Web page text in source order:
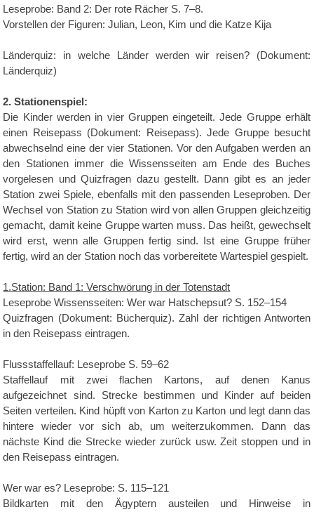
Leseprobe: Band 2: Der rote Rächer S. 7–8.
Vorstellen der Figuren: Julian, Leon, Kim und die Katze Kija
Länderquiz: in welche Länder werden wir reisen? (Dokument:
Länderquiz)
2. Stationenspiel:
Die Kinder werden in vier Gruppen eingeteilt. Jede Gruppe erhält
einen Reisepass (Dokument: Reisepass). Jede Gruppe besucht
abwechselnd eine der vier Stationen. Vor den Aufgaben werden an
den Stationen immer die Wissensseiten am Ende des Buches
vorgelesen und Quizfragen dazu gestellt. Dann gibt es an jeder
Station zwei Spiele, ebenfalls mit den passenden Leseproben. Der
Wechsel von Station zu Station wird von allen Gruppen gleichzeitig
gemacht, damit keine Gruppe warten muss. Das heißt, gewechselt
wird erst, wenn alle Gruppen fertig sind. Ist eine Gruppe früher
fertig, wird an der Station noch das vorbereitete Wartespiel gespielt.
1.Station: Band 1: Verschwörung in der Totenstadt
Leseprobe Wissensseiten: Wer war Hatschepsut? S. 152–154
Quizfragen (Dokument: Bücherquiz). Zahl der richtigen Antworten
in den Reisepass eintragen.
Flussstaffellauf: Leseprobe S. 59–62
Staffellauf mit zwei flachen Kartons, auf denen Kanus
aufgezeichnet sind. Strecke bestimmen und Kinder auf beiden
Seiten verteilen. Kind hüpft von Karton zu Karton und legt dann das
hintere wieder vor sich ab, um weiterzukommen. Dann das
nächste Kind die Strecke wieder zurück usw. Zeit stoppen und in
den Reisepass eintragen.
Wer war es? Leseprobe: S. 115–121
Bildkarten mit den Ägyptern austeilen und Hinweise in